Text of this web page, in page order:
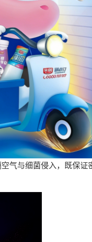
气与细菌侵入，既保证